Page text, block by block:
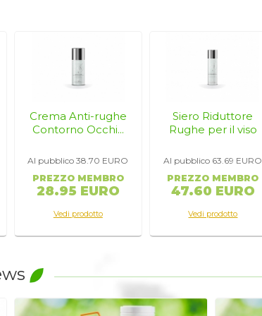
diCalcio, vitamina D, Zinco, Ferro
Crema Anti-rughe
Contorno Occhi...
Al pubblico 38.70 EURO
PREZZO MEMBRO
28.95 EURO
Vedi prodotto
Siero Riduttore
Rughe per il viso
Al pubblico 63.69 EURO
PREZZO MEMBRO
47.60 EURO
Vedi prodotto